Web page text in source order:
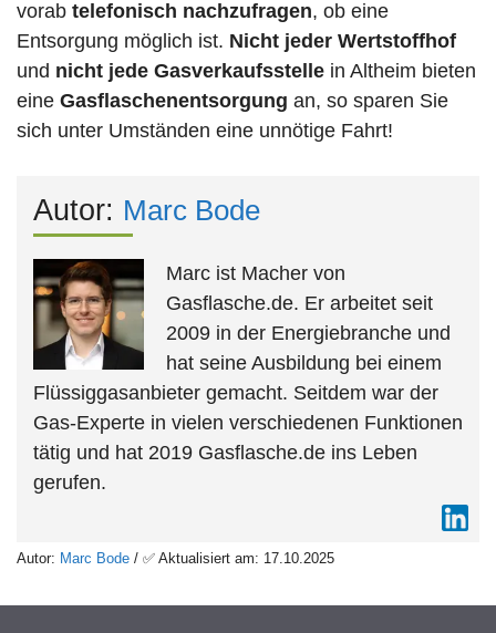
vorab telefonisch nachzufragen, ob eine
Entsorgung möglich ist. Nicht jeder Wertstoffhof
und nicht jede Gasverkaufsstelle in Altheim bieten
eine Gasflaschenentsorgung an, so sparen Sie
sich unter Umständen eine unnötige Fahrt!
Autor: Marc Bode
Marc ist Macher von
Gasflasche.de. Er arbeitet seit
2009 in der Energiebranche und
hat seine Ausbildung bei einem
Flüssiggasanbieter gemacht. Seitdem war der
Gas-Experte in vielen verschiedenen Funktionen
tätig und hat 2019 Gasflasche.de ins Leben
gerufen.
Autor: Marc Bode / ✅ Aktualisiert am: 17.10.2025